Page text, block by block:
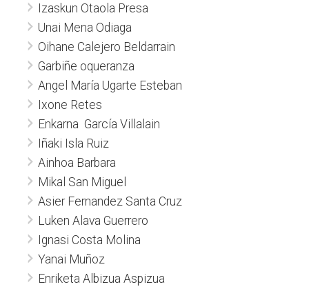
Izaskun Otaola Presa
Unai Mena Odiaga
Oihane Calejero Beldarrain
Garbiñe oqueranza
Angel María Ugarte Esteban
Ixone Retes
Enkarna García Villalain
Iñaki Isla Ruiz
Ainhoa Barbara
Mikal San Miguel
Asier Fernandez Santa Cruz
Luken Alava Guerrero
Ignasi Costa Molina
Yanai Muñoz
Enriketa Albizua Aspizua